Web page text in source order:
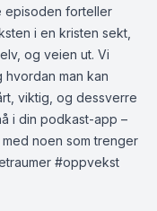
episoden forteller
i en kristen sekt,
og veien ut. Vi
man kan
viktig, og dessverre
i din podkast-app –
noen som trenger
#oppvekst